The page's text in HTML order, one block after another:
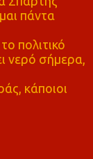
πάντα
πολιτικό
νερό σήμερα,
κάποιοι